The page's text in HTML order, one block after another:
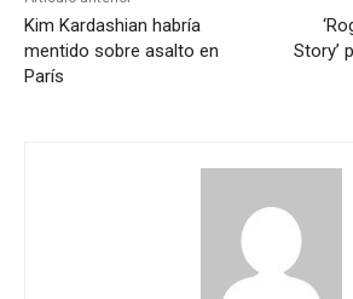
Kim Kardashian habría
mentido sobre asalto en
París
Story’